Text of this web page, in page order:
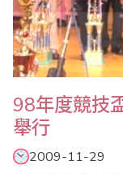
98年度競技
舉行
2009-11-29